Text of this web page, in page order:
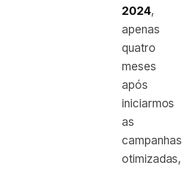
2024,
apenas
quatro
meses
após
iniciarmos
as
campanhas
otimizadas,